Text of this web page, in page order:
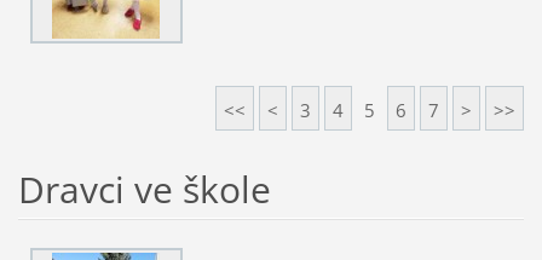
<< < 3 4 5 6 7 > >>
Dravci ve škole